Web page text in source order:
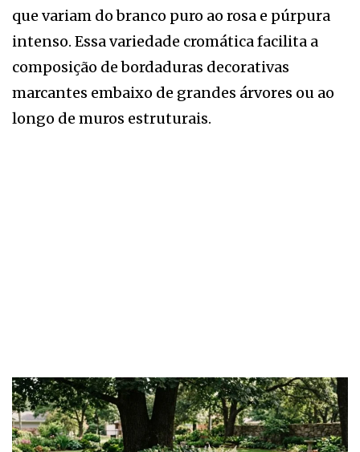
que variam do branco puro ao rosa e púrpura
intenso. Essa variedade cromática facilita a
composição de bordaduras decorativas
marcantes embaixo de grandes árvores ou ao
longo de muros estruturais.